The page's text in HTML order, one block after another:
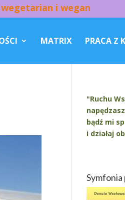
wegetarian i wegan
MATRIX PRACA Z
"Ruchu
bądź mi
i działaj
Symfonia